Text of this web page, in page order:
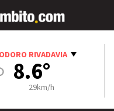
RIVADAVIA
8.6°
29km/h